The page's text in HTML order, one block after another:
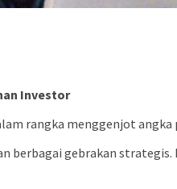
Investor
rangka menggenjot
berbagai gebrakan